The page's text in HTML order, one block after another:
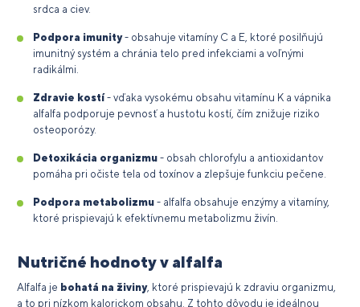
srdca a ciev.
Podpora imunity- obsahuje vitamíny C a E, ktoré posilňujú
imunitný systém a chránia telo pred infekciami a voľnými
radikálmi.
Zdravie kostí- vďaka vysokému obsahu vitamínu K a vápnika
alfalfa podporuje pevnosť a hustotu kostí, čím znižuje riziko
osteoporózy.
Detoxikácia organizmu - obsah chlorofylu a antioxidantov
pomáha pri očiste tela od toxínov a zlepšuje funkciu pečene.
Podpora metabolizmu - alfalfa obsahuje enzýmy a vitamíny,
ktoré prispievajú k efektívnemu metabolizmu živín.
Nutričné hodnoty v alfalfa
Alfalfa je bohatá na živiny, ktoré prispievajú k zdraviu organizmu,
a to pri nízkom kalorickom obsahu. Z tohto dôvodu je ideálnou